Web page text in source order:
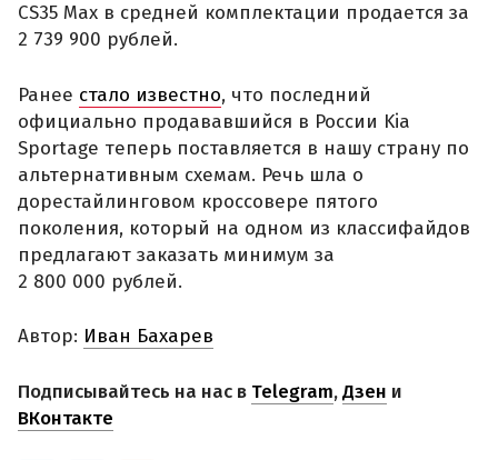
CS35 Max в средней комплектации продается за
2 739 900 рублей.
Ранее стало известно, что последний
официально продававшийся в России Kia
Sportage теперь поставляется в нашу страну по
альтернативным схемам. Речь шла о
дорестайлинговом кроссовере пятого
поколения, который на одном из классифайдов
предлагают заказать минимум за
2 800 000 рублей.
Автор: Иван Бахарев
Подписывайтесь на нас в Telegram,Дзен и
ВКонтакте